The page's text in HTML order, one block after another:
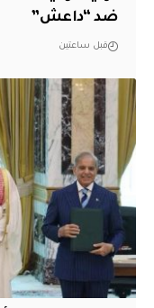
ضد “داعش”
قبل ساعتين